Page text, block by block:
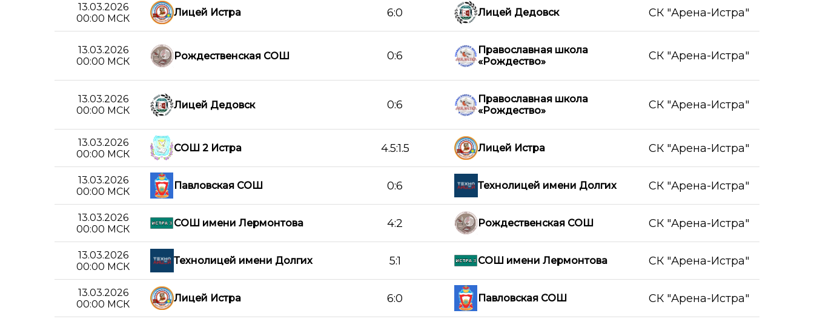
13.03.2026
00:00 МСК
Лицей Истра 6:0 Лицей Дедовск СК "Арена-Истра"
13.03.2026
00:00 МСК
Рождественская СОШ 0:6
Православная школа
«Рождество»
СК "Арена-Истра"
13.03.2026
00:00 МСК
Лицей Дедовск 0:6
Православная школа
«Рождество»
СК "Арена-Истра"
13.03.2026
00:00 МСК
СОШ 2 Истра 4.5:1.5 Лицей Истра СК "Арена-Истра"
13.03.2026
00:00 МСК
Павловская СОШ 0:6 Технолицей имени Долгих СК "Арена-Истра"
13.03.2026
00:00 МСК
СОШ имени Лермонтова 4:2 Рождественская СОШ СК "Арена-Истра"
13.03.2026
00:00 МСК
Технолицей имени Долгих 5:1 СОШ имени Лермонтова СК "Арена-Истра"
13.03.2026
00:00 МСК
Лицей Истра 6:0 Павловская СОШ СК "Арена-Истра"